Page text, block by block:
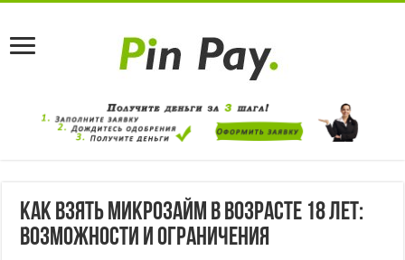
Как взять микрозайм в возрасте 18 лет:
возможности и ограничения